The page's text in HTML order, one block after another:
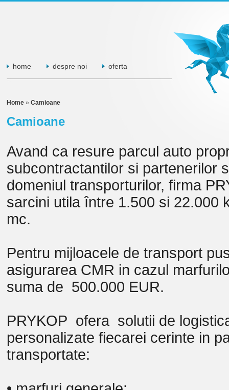
home despre noi oferta
Home » Camioane
Camioane
Avand ca resure parcul auto
subcontractantilor si partenerilor
domeniul transporturilor, firma
sarcini utila între 1.500 si 22.000
mc.
Pentru mijloacele de transport
asigurarea CMR in cazul
suma de 500.000 EUR.
PRYKOP ofera solutii de
personalizate fiecarei cerinte in
transportate: